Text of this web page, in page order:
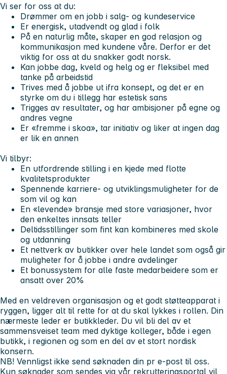
Vi ser for oss at du:
Drømmer om en jobb i salg- og kundeservice
Er energisk, utadvendt og glad i folk
På en naturlig måte, skaper en god relasjon og
kommunikasjon med kundene våre. Derfor er det
viktig for oss at du snakker godt norsk.
Kan jobbe dag, kveld og helg og er fleksibel med
tanke på arbeidstid
Trives med å jobbe ut ifra konsept, og det er en
styrke om du i tillegg har estetisk sans
Trigges av resultater, og har ambisjoner på egne og
andres vegne
Er «fremme i skoa», tar initiativ og liker at ingen dag
er lik en annen
Vi tilbyr:
En utfordrende stilling i en kjede med flotte
kvalitetsprodukter
Spennende karriere- og utviklingsmuligheter for de
som vil og kan
En «levende» bransje med store variasjoner, hvor
den enkeltes innsats teller
Deltidsstillinger som fint kan kombineres med skole
og utdanning
Et nettverk av butikker over hele landet som også gir
muligheter for å jobbe i andre avdelinger
Et bonussystem for alle faste medarbeidere som er
ansatt over 20%
Med en veldreven organisasjon og et godt støtteapparat i
ryggen, ligger alt til rette for at du skal lykkes i rollen. Din
nærmeste leder er butikkleder. Du vil bli del av et
sammensveiset team med dyktige kolleger, både i egen
butikk, i regionen og som en del av et stort nordisk
konsern.
NB! Vennligst ikke send søknaden din pr e-post til oss.
Kun søknader som sendes via vår rekrutteringsportal vil